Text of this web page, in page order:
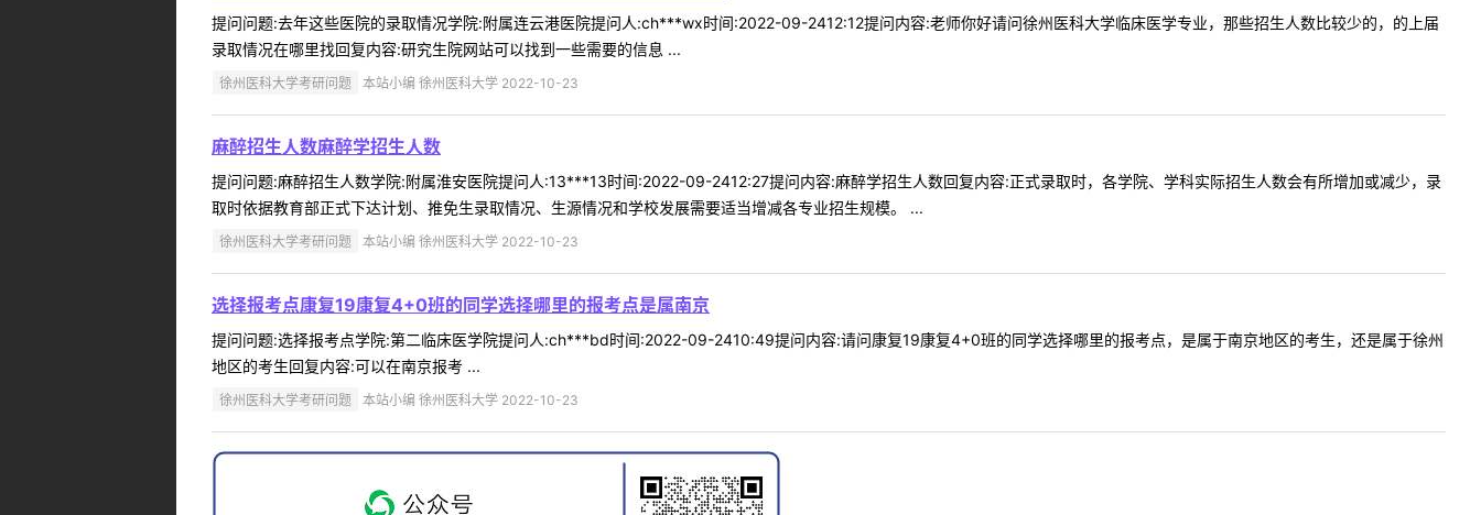
提问问题:去年这些医院的录取情况学院:附属连云港医院提问人:ch***wx时间:2022-09-2412:12提问内容:老师你好请问徐州医科大学临床医学专业，那些招生人数比较少的，的上届
录取情况在哪里找回复内容:研究生院网站可以找到一些需要的信息 ...
徐州医科大学考研问题 本站小编 徐州医科大学 2022-10-23
麻醉招生人数麻醉学招生人数
提问问题:麻醉招生人数学院:附属淮安医院提问人:13***13时间:2022-09-2412:27提问内容:麻醉学招生人数回复内容:正式录取时，各学院、学科实际招生人数会有所增加或减少，录
取时依据教育部正式下达计划、推免生录取情况、生源情况和学校发展需要适当增减各专业招生规模。 ...
徐州医科大学考研问题 本站小编 徐州医科大学 2022-10-23
选择报考点康复19康复4+0班的同学选择哪里的报考点是属南京
提问问题:选择报考点学院:第二临床医学院提问人:ch***bd时间:2022-09-2410:49提问内容:请问康复19康复4+0班的同学选择哪里的报考点，是属于南京地区的考生，还是属于徐州
地区的考生回复内容:可以在南京报考 ...
徐州医科大学考研问题 本站小编 徐州医科大学 2022-10-23